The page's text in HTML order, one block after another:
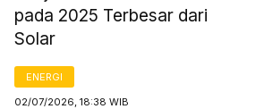
pada 2025 Terbesar dari
Solar
ENERGI
02/07/2026, 18:38 WIB